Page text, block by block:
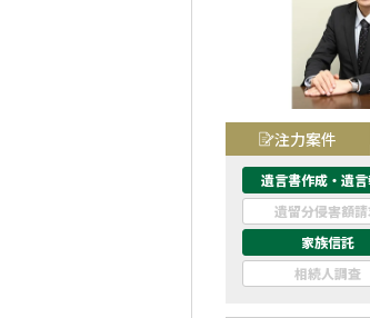
注力案件
遺言書作成・遺
遺留分侵害額請
家族信託
相続人調査